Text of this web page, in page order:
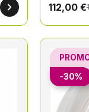
112,00 €
-30%